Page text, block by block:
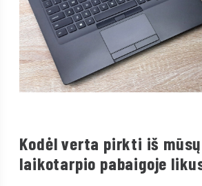
Kodėl verta pirkti iš
laikotarpio pabaigoje